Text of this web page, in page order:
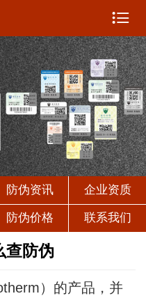

防伪资讯 企业资质
防伪价格 联系我们
查防伪
）的产品，并